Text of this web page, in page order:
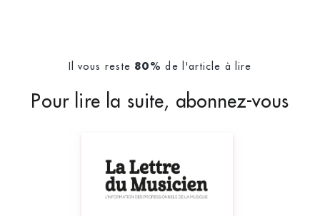
Il vous reste 80% de l'article à lire
Pour lire la suite, abonnez-vous